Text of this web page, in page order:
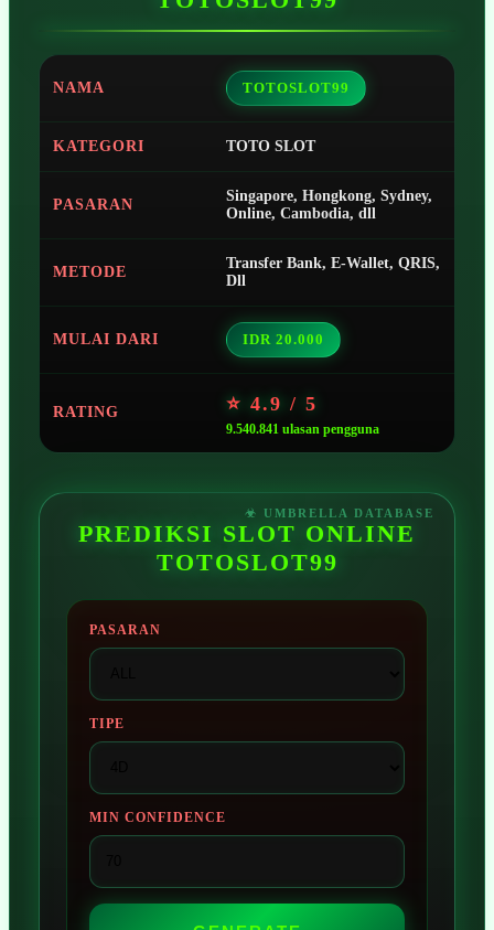
NAMA TOTOSLOT99
KATEGORI TOTO SLOT
PASARAN
Singapore, Hongkong, Sydney,
Online, Cambodia, dll
METODE
Transfer Bank, E-Wallet, QRIS,
Dll
MULAI DARI IDR 20.000
RATING ⭐ 4.9 / 5
9.540.841 ulasan pengguna
PREDIKSI SLOT ONLINE
TOTOSLOT99
PASARAN
TIPE
MIN CONFIDENCE